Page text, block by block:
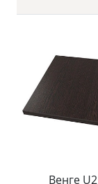
Венге